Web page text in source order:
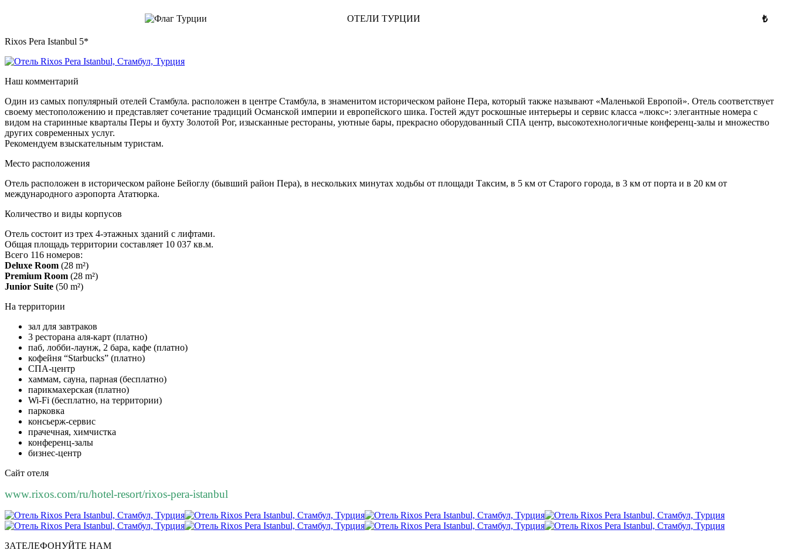
ОТЕЛИ ТУРЦИИ ₺
Rixos Pera Istanbul 5*
Наш комментарий
Один из самых популярный отелей Стамбула. расположен в центре Стамбула, в знаменитом историческом районе Пера, который также называют «Маленькой Европой». Отель соответствует
своему местоположению и представляет сочетание традиций Османской империи и европейского шика. Гостей ждут роскошные интерьеры и сервис класса «люкс»: элегантные номера с
видом на старинные кварталы Перы и бухту Золотой Рог, изысканные рестораны, уютные бары, прекрасно оборудованный СПА центр, высокотехнологичные конференц-залы и множество
других современных услуг.
Рекомендуем взыскательным туристам.
Место расположения
Отель расположен в историческом районе Бейоглу (бывший район Пера), в нескольких минутах ходьбы от площади Таксим, в 5 км от Старого города, в 3 км от порта и в 20 км от
международного аэропорта Ататюрка.
Количество и виды корпусов
Отель состоит из трех 4-этажных зданий с лифтами.
Общая площадь территории составляет 10 037 кв.м.
Всего 116 номеров:
Deluxe Room (28 m²)
Premium Room (28 m²)
Junior Suite (50 m²)
На территории
зал для завтраков
3 ресторана аля-карт (платно)
паб, лобби-лаунж, 2 бара, кафе (платно)
кофейня “Starbucks” (платно)
СПА-центр
хаммам, сауна, парная (бесплатно)
парикмахерская (платно)
Wi-Fi (бесплатно, на территории)
парковка
консьерж-сервис
прачечная, химчистка
конференц-залы
бизнес-центр
Сайт отеля
www.rixos.com/ru/hotel-resort/rixos-pera-istanbul
ЗАТЕЛЕФОНУЙТЕ НАМ